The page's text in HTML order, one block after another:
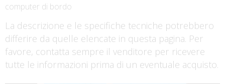
computer di bordo
La descrizione e le specifiche tecniche potrebbero
differire da quelle elencate in questa pagina. Per
favore, contatta sempre il venditore per ricevere
tutte le informazioni prima di un eventuale acquisto.